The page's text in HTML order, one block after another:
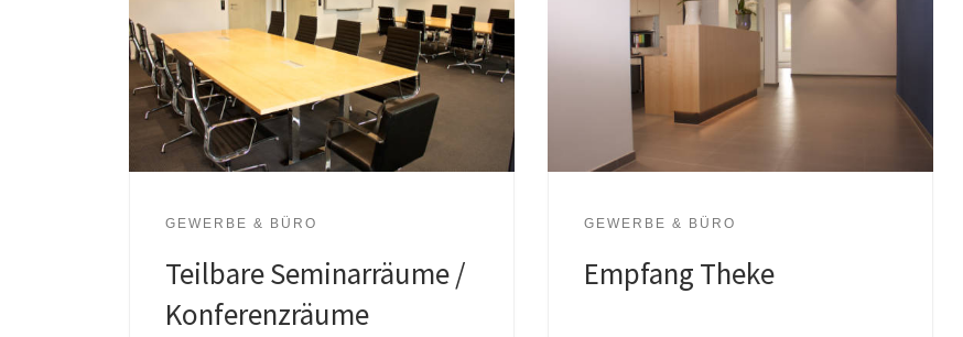
GEWERBE & BÜRO
Teilbare Seminarräume /
Konferenzräume
GEWERBE & BÜRO
Empfang Theke